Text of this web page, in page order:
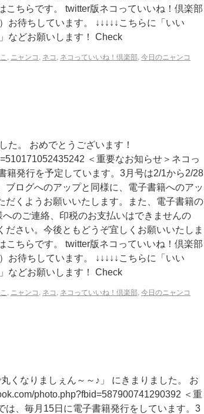
こちらです。 twitter版ネコっていいね！倶楽部
お待ちしています。 ↓↓↓↓↓こちらに「いい
などお願いします！ Check
, ニャンコ, ネコ, ネコっていいね！倶楽部, 今日のニャンコ
た。 おめでとうございます！
＜重要なお知らせ＞ネコっ
籍発行を予定しています。3月号は2/1から2/28
ブログへのアップと同様に、電子書籍へのアッ
だくようお願いいたします。また、電子書籍の
のご連絡、印税のお支払いはできませんの
さい。今後ともどうぞ宜しくお願いいたしま
こちらです。 twitter版ネコっていいね！倶楽部
お待ちしています。 ↓↓↓↓↓こちらに「いい
などお願いします！ Check
, ニャンコ, ネコ, ネコっていいね！倶楽部, 今日のニャンコ
くなりましぇん～～♪」 にきまりました。 お
photo.php?fbid=587900741290392 ＜重
は、毎月15日に電子書籍発行をしています。3